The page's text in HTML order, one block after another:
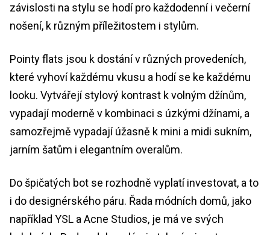
závislosti na stylu se hodí pro každodenní i večerní
nošení, k různým příležitostem i stylům.
Pointy flats jsou k dostání v různých provedeních,
které vyhoví každému vkusu a hodí se ke každému
looku. Vytvářejí stylový kontrast k volným džínům,
vypadají moderně v kombinaci s úzkými džínami, a
samozřejmě vypadají úžasně k mini a midi sukním,
jarním šatům i elegantním overalům.
Do špičatých bot se rozhodně vyplatí investovat, a to
i do designérského páru. Řada módních domů, jako
například YSL a Acne Studios, je má ve svých